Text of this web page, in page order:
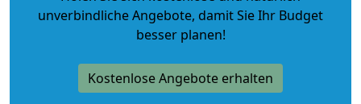
unverbindliche Angebote, damit Sie Ihr Budget
besser planen!
Kostenlose Angebote erhalten